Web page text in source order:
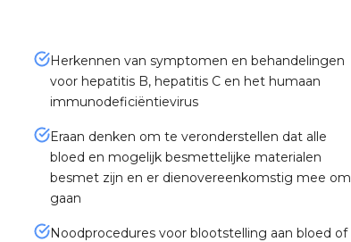
Herkennen van symptomen en behandelingen
voor hepatitis B, hepatitis C en het humaan
immunodeficiëntievirus
Eraan denken om te veronderstellen dat alle
bloed en mogelijk besmettelijke materialen
besmet zijn en er dienovereenkomstig mee om
gaan
Noodprocedures voor blootstelling aan bloed of